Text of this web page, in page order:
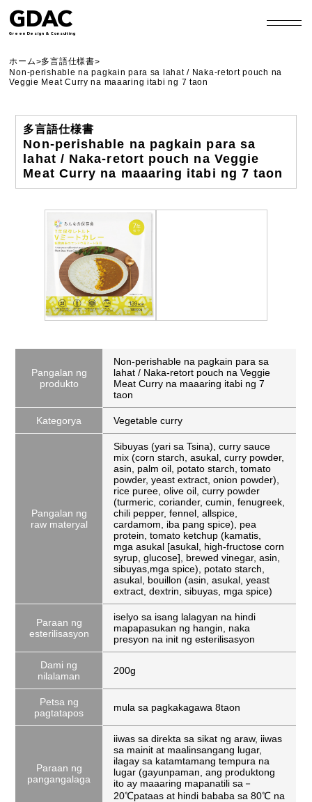
GDAC
Green Design & Consulting
ホーム>多言語仕様書>
Non-perishable na pagkain para sa lahat / Naka-retort pouch na
Veggie Meat Curry na maaaring itabi ng 7 taon
多言語仕様書
Non-perishable na pagkain para sa
lahat / Naka-retort pouch na Veggie
Meat Curry na maaaring itabi ng 7 taon
Pangalan ng
produkto
Non-perishable na pagkain para sa
lahat / Naka-retort pouch na Veggie
Meat Curry na maaaring itabi ng 7
taon
Kategorya Vegetable curry
Pangalan ng
raw materyal
Sibuyas (yari sa Tsina), curry sauce
mix (corn starch, asukal, curry powder,
asin, palm oil, potato starch, tomato
powder, yeast extract, onion powder),
rice puree, olive oil, curry powder
(turmeric, coriander, cumin, fenugreek,
chili pepper, fennel, allspice,
cardamom, iba pang spice), pea
protein, tomato ketchup (kamatis,
mga asukal [asukal, high-fructose corn
syrup, glucose], brewed vinegar, asin,
sibuyas,mga spice), potato starch,
asukal, bouillon (asin, asukal, yeast
extract, dextrin, sibuyas, mga spice)
Paraan ng
esterilisasyon
iselyo sa isang lalagyan na hindi
mapapasukan ng hangin, naka
presyon na init ng esterilisasyon
Dami ng
nilalaman
200g
Petsa ng
pagtatapos
mula sa pagkakagawa 8taon
Paraan ng
pangangalaga
iiwas sa direkta sa sikat ng araw, iiwas
sa mainit at maalinsangang lugar,
ilagay sa katamtamang tempura na
lugar (gayunpaman, ang produktong
ito ay maaaring mapanatili sa－
20℃pataas at hindi bababa sa 80℃ na